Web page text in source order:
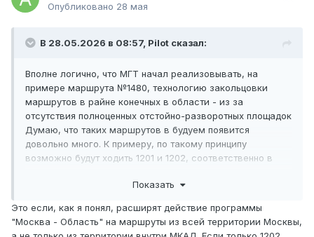
Опубликовано 28 мая
В 28.05.2026 в 08:57, Pilot сказал:
Вполне логично, что МГТ начал реализовывать, на
примере маршрута №1480, технологию закольцовки
маршрутов в райне конечных в области - из за
отсутствия полноценных отстойно-разворотных площадок
Думаю, что таких маршрутов в будуем появится
довольно много. К примеру, по такому принципу
возможно будут ходить 1201 и 1202, соответственно в
Показать
Это если, как я понял, расширят действие программы
"Москва - Область" на маршруты из всей территории Москвы,